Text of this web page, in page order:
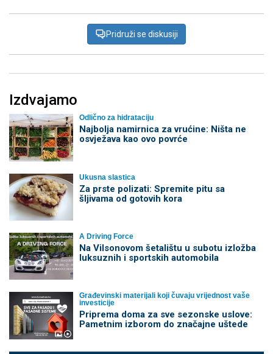
Pridruži se diskusiji
Izdvajamo
Odlično za hidrataciju
Najbolja namirnica za vrućine: Ništa ne
osvježava kao ovo povrće
Ukusna slastica
Za prste polizati: Spremite pitu sa
šljivama od gotovih kora
A Driving Force
Na Vilsonovom šetalištu u subotu izložba
luksuznih i sportskih automobila
Građevinski materijali koji čuvaju vrijednost vaše
investicije
Priprema doma za sve sezonske uslove:
Pametnim izborom do značajne uštede